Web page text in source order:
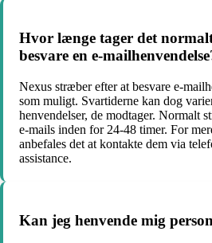
Hvor længe tager det
besvare en e-
Nexus stræber efter at besvare e-
som muligt. Svartiderne kan dog
henvendelser, de modtager. Normalt
e-mails inden for 24-48 timer. For
anbefales det at kontakte dem via
assistance.
Kan jeg henvende mig